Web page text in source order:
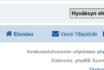
Etusivu Viesti Ylläpidolle
Keskustelufoorumin ohjelmisto
Käännös: phpBB